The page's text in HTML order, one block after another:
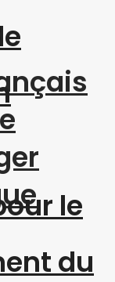
le
du